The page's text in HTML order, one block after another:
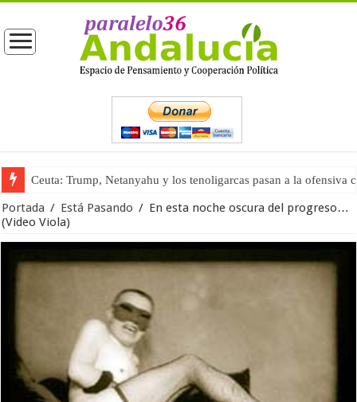
Ceuta: Trump, Netanyahu y los tenoligarcas pasan a la ofensiva
La masificación turística (tercera parte)
Portada / Está Pasando / En esta noche oscura del progreso…
(Video Viola)